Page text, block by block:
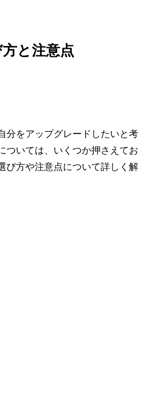
と注意点
分をアップグレードしたいと考
ついては、いくつか押さえてお
び方や注意点について詳しく解